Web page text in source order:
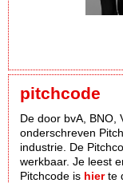
pitchcode
De door bvA, BNO,
onderschreven
industrie. De
werkbaar. Je leest
Pitchcode is hierte